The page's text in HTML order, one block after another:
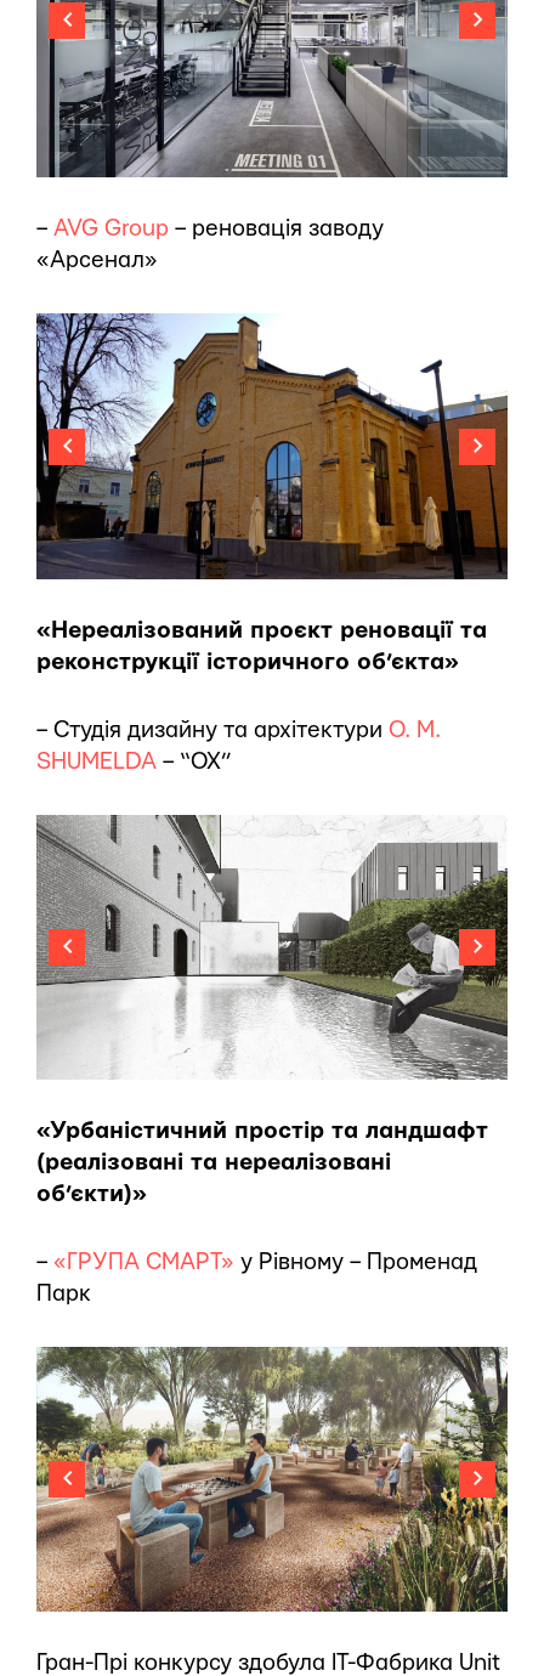
– AVG Group – реновація заводу
«Арсенал»
«Нереалізований проєкт реновації та
реконструкції історичного об’єкта»
– Студія дизайну та архітектури O. M.
SHUMELDA – “OX”
«Урбаністичний простір та ландшафт
(реалізовані та нереалізовані
об’єкти)»
– «ГРУПА СМАРТ» у Рівному – Променад
Парк
Гран-Прі конкурсу здобула IT-Фабрика Unit